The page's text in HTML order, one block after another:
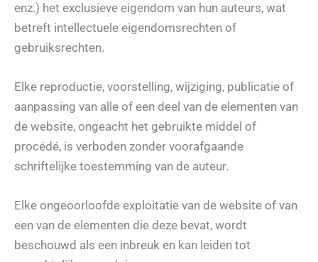
enz.) het exclusieve eigendom van hun auteurs, wat
betreft intellectuele eigendomsrechten of
gebruiksrechten.
Elke reproductie, voorstelling, wijziging, publicatie of
aanpassing van alle of een deel van de elementen van
de website, ongeacht het gebruikte middel of
procédé, is verboden zonder voorafgaande
schriftelijke toestemming van de auteur.
Elke ongeoorloofde exploitatie van de website of van
een van de elementen die deze bevat, wordt
beschouwd als een inbreuk en kan leiden tot